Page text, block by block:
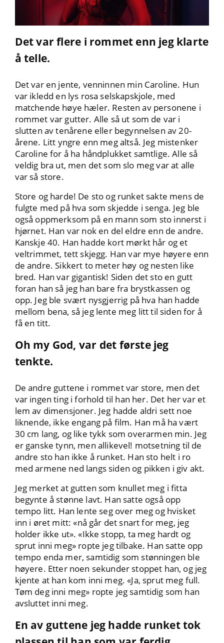
Det var flere i rommet enn jeg klarte
å telle.
Det var en jente, venninnen min Caroline. Hun
var ikledd en lys rosa selskapskjole, med
matchende høye hæler. Resten av personene i
rommet var gutter. Alle så ut som de var i
slutten av tenårene eller begynnelsen av 20-
årene. Litt yngre enn meg altså. Jeg mistenker
Caroline for å ha håndplukket samtlige. Alle så
veldig bra ut, men det som slo meg var at alle
var så store.
Store og harde! De sto og runket sakte mens de
fulgte med på hva som skjedde i senga. Jeg ble
også oppmerksom på en mann som sto innerst i
hjørnet. Han var nok en del eldre enn de andre.
Kanskje 40. Han hadde kort mørkt hår og et
veltrimmet, tett skjegg. Han var mye høyere enn
de andre. Sikkert to meter høy og nesten like
bred. Han var gigantisk! Siden det sto en gutt
foran han så jeg han bare fra brystkassen og
opp. Jeg ble svært nysgjerrig på hva han hadde
mellom bena, så jeg lente meg litt til siden for å
få en titt.
Oh my God, var det første jeg
tenkte.
De andre guttene i rommet var store, men det
var ingen ting i forhold til han her. Det her var et
lem av dimensjoner. Jeg hadde aldri sett noe
liknende, ikke engang på film. Han må ha vært
30 cm lang, og like tykk som overarmen min. Jeg
er ganske tynn, men allikevel! motsetning til de
andre sto han ikke å runket. Han sto helt i ro
med armene ned langs siden og pikken i giv akt.
Jeg merket at gutten som knullet meg i fitta
begynte å stønne lavt. Han satte også opp
tempo litt. Han lente seg over meg og hvisket
inn i øret mitt: «nå går det snart for meg, jeg
holder ikke ut». «Ikke stopp, ta meg hardt og
sprut inni meg» ropte jeg tilbake. Han satte opp
tempo enda mer, samtidig som stønningen ble
høyere. Etter noen sekunder stoppet han, og jeg
kjente at han kom inni meg. «Ja, sprut meg full.
Tøm deg inni meg» ropte jeg samtidig som han
avsluttet inni meg.
En av guttene jeg hadde runket tok